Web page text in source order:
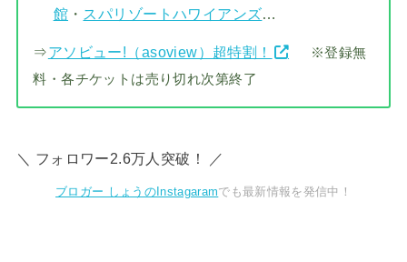
館 ・ スパリゾートハワイアンズ…
⇒アソビュー!（asoview）超特割！
※登録無
料・各チケットは売り切れ次第終了
＼ フォロワー2.6万人突破！ ／
ブロガー しょうのInstagaramでも最新情報を発信中！